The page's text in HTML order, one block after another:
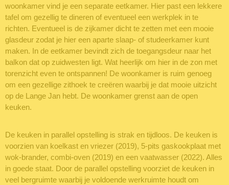
woonkamer vind je een separate eetkamer. Hier past een lekkere
tafel om gezellig te dineren of eventueel een werkplek in te
richten. Eventueel is de zijkamer dicht te zetten met een mooie
glasdeur zodat je hier een aparte slaap- of studeerkamer kunt
maken. In de eetkamer bevindt zich de toegangsdeur naar het
balkon dat op zuidwesten ligt. Wat heerlijk om hier in de zon met
torenzicht even te ontspannen! De woonkamer is ruim genoeg
om een gezellige zithoek te creëren waarbij je dat mooie uitzicht
op de Lange Jan hebt. De woonkamer grenst aan de open
keuken.
De keuken in parallel opstelling is strak en tijdloos. De keuken is
voorzien van koelkast en vriezer (2019), 5-pits gaskookplaat met
wok-brander, combi-oven (2019) en een vaatwasser (2022). Alles
in goede staat. Door de parallel opstelling voorziet de keuken in
veel bergruimte waarbij je voldoende werkruimte houdt om